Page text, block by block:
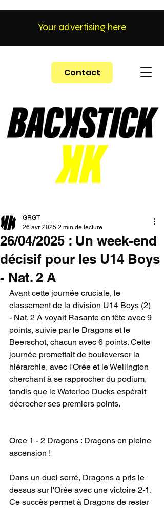
Contact
Your advertising here
26/04/2025 : Un week-end
décisif pour les U14 Boys
- Nat. 2 A
GRGT
26 avr. 2025 2 min de lecture
Avant cette journée cruciale, le
classement de la division U14 Boys (2)
- Nat. 2 A voyait Rasante en tête avec 9
points, suivie par le Dragons et le
Beerschot, chacun avec 6 points. Cette
journée promettait de bouleverser la
hiérarchie, avec l'Orée et le Wellington
cherchant à se rapprocher du podium,
tandis que le Waterloo Ducks espérait
décrocher ses premiers points.
Oree 1 - 2 Dragons : Dragons en pleine
ascension !
Dans un duel serré, Dragons a pris le
dessus sur l'Orée avec une victoire 2-1.
Ce succès permet à Dragons de rester